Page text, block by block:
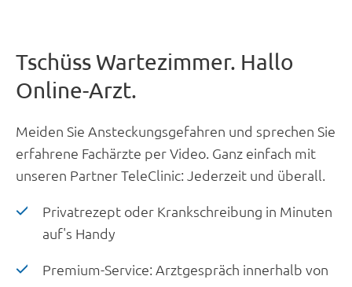
Tschüss Wartezimmer. Hallo
Online-Arzt.
Meiden Sie Ansteckungsgefahren und sprechen Sie
erfahrene Fachärzte per Video. Ganz einfach mit
unseren Partner TeleClinic: Jederzeit und überall.
Privatrezept oder Krankschreibung in Minuten
auf's Handy
Premium-Service: Arztgespräch innerhalb von